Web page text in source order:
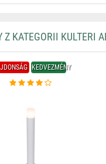
Z KATEGORII KULTERI
KEDVEZMÉNY